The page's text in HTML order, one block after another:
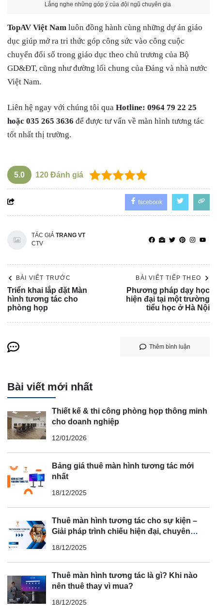
Lắng nghe những góp ý của đội ngũ chuyên gia
TopAV Việt Nam luôn đồng hành cùng những dự án giáo
dục giúp mở ra tri thức góp công sức vào công cuộc
chuyển đổi số trong giáo dục theo chủ trương của Bộ
GD&ĐT, cũng như đường lối chung của Đảng và nhà nước
Việt Nam.
Liên hệ ngay với chúng tôi qua Hotline: 0964 79 22 25
hoặc 035 265 3636 để được tư vấn về màn hình tương tác
tốt nhất thị trường.
5.0 120 Đánh giá
facebook
TÁC GIẢ TRANG VT
CTV
BÀI VIẾT TRƯỚC
Triển khai lắp đặt Màn
hình tương tác cho
phòng họp
BÀI VIẾT TIẾP THEO
Phương pháp dạy học
hiện đại tại một trường
tiểu học ở Hà Nội
Thêm bình luận
Bài viết mới nhất
Thiết kế & thi công phòng họp thông minh
cho doanh nghiệp
12/01/2026
Bảng giá thuê màn hình tương tác mới
nhất
18/12/2025
Thuê màn hình tương tác cho sự kiện –
Giải pháp trình chiếu hiện đại, chuyên
18/12/2025
Thuê màn hình tương tác là gì? Khi nào
nên thuê thay vì mua?
18/12/2025